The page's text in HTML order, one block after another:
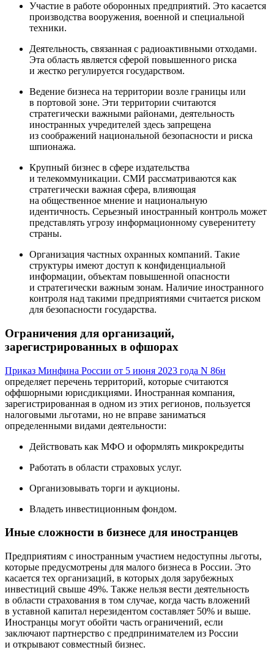
Участие в работе оборонных предприятий. Это касается
производства вооружения, военной и специальной
техники.
Деятельность, связанная с радиоактивными отходами.
Эта область является сферой повышенного риска
и жестко регулируется государством.
Ведение бизнеса на территории возле границы или
в портовой зоне. Эти территории считаются
стратегически важными районами, деятельность
иностранных учредителей здесь запрещена
из соображений национальной безопасности и риска
шпионажа.
Крупный бизнес в сфере издательства
и телекоммуникации. СМИ рассматриваются как
стратегически важная сфера, влияющая
на общественное мнение и национальную
идентичность. Серьезный иностранный контроль может
представлять угрозу информационному суверенитету
страны.
Организация частных охранных компаний. Такие
структуры имеют доступ к конфиденциальной
информации, объектам повышенной опасности
и стратегически важным зонам. Наличие иностранного
контроля над такими предприятиями считается риском
для безопасности государства.
Ограничения для организаций,
зарегистрированных в офшорах
Приказ Минфина России от 5 июня 2023 года N 86н
определяет перечень территорий, которые считаются
оффшорными юрисдикциями. Иностранная компания,
зарегистрированная в одном из этих регионов, пользуется
налоговыми льготами, но не вправе заниматься
определенными видами деятельности:
Действовать как МФО и оформлять микрокредиты
Работать в области страховых услуг.
Организовывать торги и аукционы.
Владеть инвестиционным фондом.
Иные сложности в бизнесе для иностранцев
Предприятиям с иностранным участием недоступны льготы,
которые предусмотрены для малого бизнеса в России. Это
касается тех организаций, в которых доля зарубежных
инвестиций свыше 49%. Также нельзя вести деятельность
в области страхования в том случае, когда часть вложений
в уставной капитал нерезидентом составляет 50% и выше.
Иностранцы могут обойти часть ограничений, если
заключают партнерство с предпринимателем из России
и открывают совместный бизнес.